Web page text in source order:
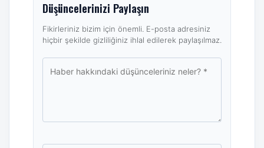
Düşüncelerinizi Paylaşın
Fikirleriniz bizim için önemli. E-posta adresiniz
hiçbir şekilde gizliliğiniz ihlal edilerek paylaşılmaz.